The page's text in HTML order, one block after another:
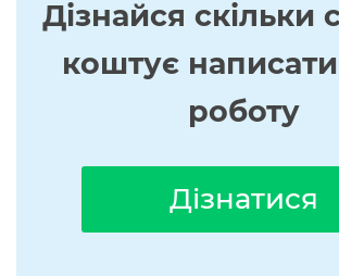
Дізнайся скільки
коштує
роботу
Дізнатися